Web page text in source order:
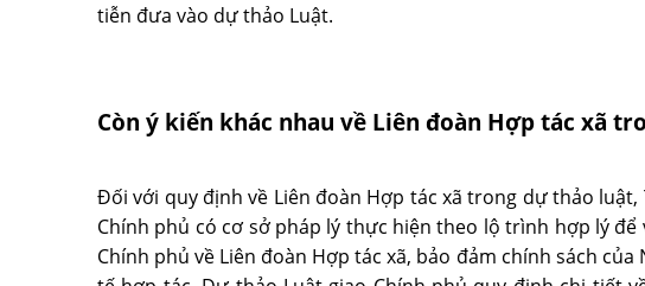
tiễn đưa vào dự thảo Luật.
Còn ý kiến khác nhau về Liên đoàn Hợp tác xã
Đối với quy định về Liên đoàn Hợp tác xã trong dự thảo
Chính phủ có cơ sở pháp lý thực hiện theo lộ trình hợp lý
Chính phủ về Liên đoàn Hợp tác xã, bảo đảm chính sách